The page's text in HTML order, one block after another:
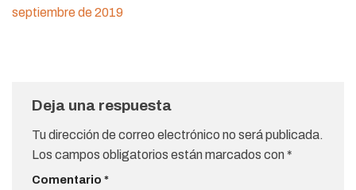
septiembre de 2019
Deja una respuesta
Tu dirección de correo electrónico no será publicada.
Los campos obligatorios están marcados con *
Comentario *